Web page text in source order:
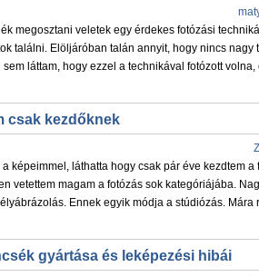
megosztani veletek egy érdekes fotózási
találni. Elöljáróban talán annyit, hogy nincs nagy
láttam, hogy ezzel a technikával fotózott volna,
csak kezdőknek
képeimmel, láthatta hogy csak pár éve kezdtem a
vetettem magam a fotózás sok kategóriájába.
Ennek egyik módja a stúdiózás. Mára
gyártása és leképezési hibái